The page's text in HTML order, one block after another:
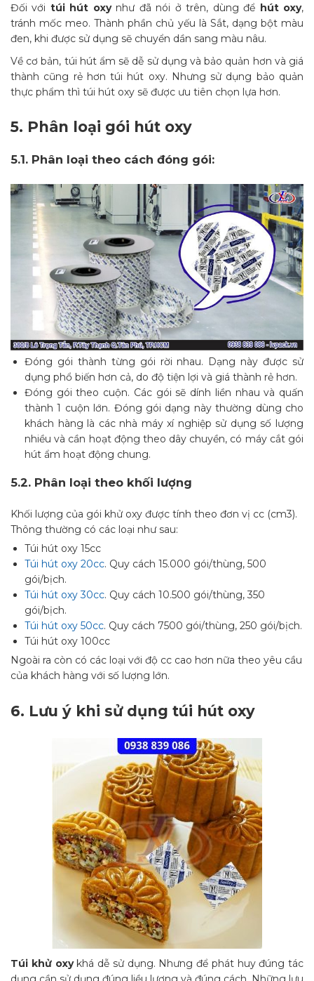
Đối với túi hút oxynhư đã nói ở trên, dùng để hút oxy,
tránh mốc meo. Thành phần chủ yếu là Sắt, dạng bột màu
đen, khi được sử dụng sẽ chuyển dần sang màu nâu.
Về cơ bản, túi hút ẩm sẽ dễ sử dụng và bảo quản hơn và giá
thành cũng rẻ hơn túi hút oxy. Nhưng sử dụng bảo quản
thực phẩm thì túi hút oxy sẽ được ưu tiên chọn lựa hơn.
5. Phân loại gói hút oxy
5.1. Phân loại theo cách đóng gói:
Đóng gói thành từng gói rời nhau. Dạng này được sử
dụng phổ biến hơn cả, do độ tiện lợi và giá thành rẻ hơn.
Đóng gói theo cuộn. Các gói sẽ dính liền nhau và quấn
thành 1 cuộn lớn. Đóng gói dạng này thường dùng cho
khách hàng là các nhà máy xí nghiệp sử dụng số lượng
nhiều và cần hoạt động theo dây chuyền, có máy cắt gói
hút ẩm hoạt động chung.
5.2. Phân loại theo khối lượng
Khối lượng của gói khử oxy được tính theo đơn vị cc (cm3).
Thông thường có các loại như sau:
Túi hút oxy 15cc
Túi hút oxy 20cc. Quy cách 15.000 gói/thùng, 500
gói/bịch.
Túi hút oxy 30cc. Quy cách 10.500 gói/thùng, 350
gói/bịch.
Túi hút oxy 50cc. Quy cách 7500 gói/thùng, 250 gói/bịch.
Túi hút oxy 100cc
Ngoài ra còn có các loại với độ cc cao hơn nữa theo yêu cầu
của khách hàng với số lượng lớn.
6. Lưu ý khi sử dụng túi hút oxy
Túi khử oxykhá dễ sử dụng. Nhưng để phát huy đúng tác